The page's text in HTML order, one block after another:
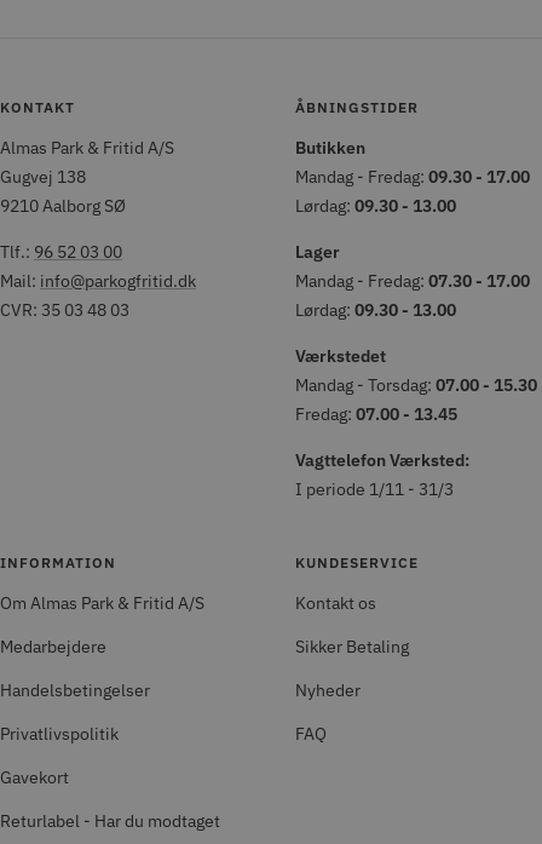
KONTAKT
Almas Park & Fritid A/S
Gugvej 138
9210 Aalborg SØ
Tlf.: 96 52 03 00
Mail: info@parkogfritid.dk
CVR: 35 03 48 03
ÅBNINGSTIDER
Butikken
Mandag - Fredag: 09.30 - 17.00
Lørdag: 09.30 - 13.00
Lager
Mandag - Fredag: 07.30 - 17.00
Lørdag: 09.30 - 13.00
Værkstedet
Mandag - Torsdag: 07.00 - 15.30
Fredag: 07.00 - 13.45
Vagttelefon Værksted:
I periode 1/11 - 31/3
INFORMATION
Om Almas Park & Fritid A/S
Medarbejdere
Handelsbetingelser
Privatlivspolitik
Gavekort
Returlabel - Har du modtaget
KUNDESERVICE
Kontakt os
Sikker Betaling
Nyheder
FAQ